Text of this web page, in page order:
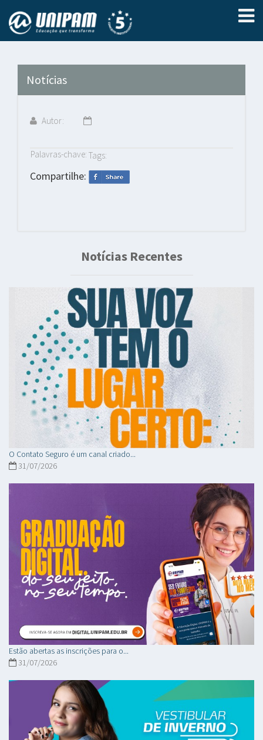
Notícias
Autor:
Palavras-chave: Tags:
Compartilhe:
Notícias Recentes
O Contato Seguro é um canal criado...
31/07/2026
Estão abertas as inscrições para o...
31/07/2026